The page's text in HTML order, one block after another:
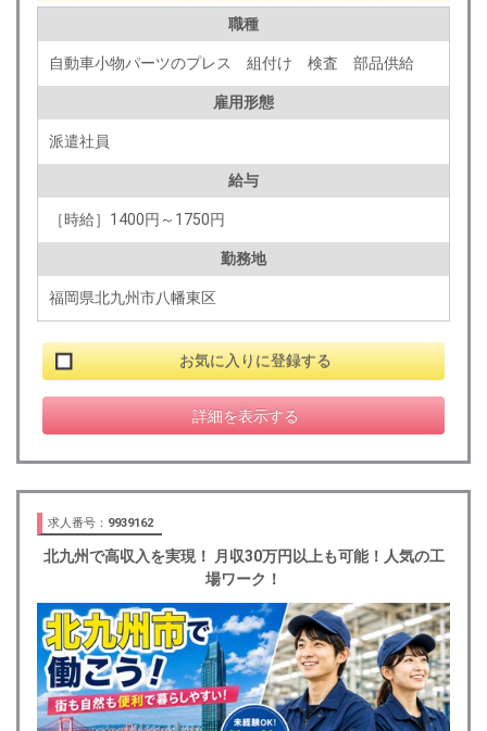
職種
自動車小物パーツのプレス 組付け 検査 部品供給
雇用形態
派遣社員
給与
［時給］1400円～1750円
勤務地
福岡県北九州市八幡東区
お気に入りに登録する
詳細を表示する
求人番号： 9939162
北九州で高収入を実現！ 月収30万円以上も可能！人気の工
場ワーク！